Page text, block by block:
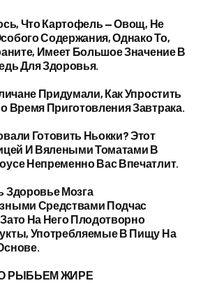
Что Картофель — Овощ, Не
Содержания, Однако То,
Имеет Большое Значение В
Для Здоровья.
Придумали, Как Упростить
Время Приготовления Завтрака.
Готовить Ньокки? Этот
И Вялеными Томатами В
Непременно Вас Впечатлит.
Здоровье Мозга
Средствами Подчас
На Него Плодотворно
Употребляемые В Пищу На
РЫБЬЕМ ЖИРЕ